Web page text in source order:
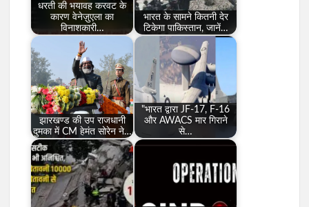
धरती की भयावह करवट के
कारण वेनेज़ुएला का
विनाशकारी…
भारत के सामने कितनी देर
टिकेगा पाकिस्तान, जानें…
झारखण्ड की उप राजधानी
दुमका में CM हेमंत सोरेन ने…
"भारत द्वारा JF-17, F-16
और AWACS मार गिराने
से…